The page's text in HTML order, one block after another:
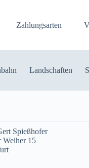
Zahlungsarten
Landschaften
Spießhofer
Weiher 15